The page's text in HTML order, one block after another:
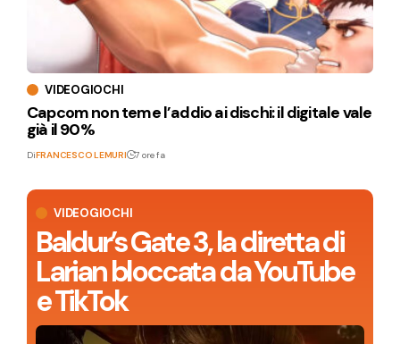
VIDEOGIOCHI
Baldur’s Gate 3, la diretta di
Larian bloccata da YouTube
e TikTok
VIDEOGIOCHI
Capcom non teme l’addio ai dischi: il digitale vale
già il 90%
DiFRANCESCO LEMURI 7 ore fa